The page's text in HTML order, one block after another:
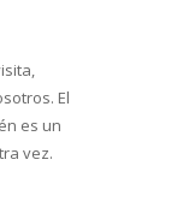
El
es un
vez.